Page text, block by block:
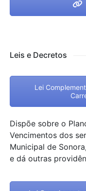
Leis e Decretos
Lei
Dispõe sobre o
Vencimentos dos
Municipal de
e dá outras